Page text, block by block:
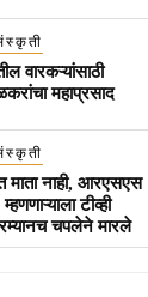
वारकऱ्यांसाठी
महाप्रसाद
माता नाही, आरएसएस
म्हणणाऱ्याला टीव्ही
चपलेने मारले